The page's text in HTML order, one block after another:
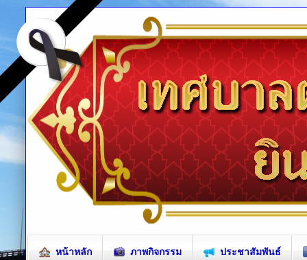
หน้าหลัก ภาพกิจกรรม ประชาสัมพันธ์